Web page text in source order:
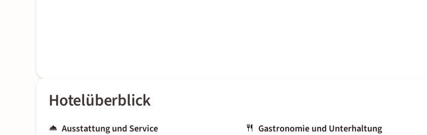
Hotelüberblick
Ausstattung und Service Gastronomie und Unterhaltung